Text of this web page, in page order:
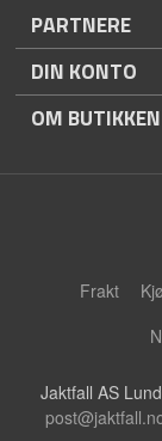
PARTNERE
DIN KONTO
OM BUTIKKEN
Frakt
Jaktfall AS